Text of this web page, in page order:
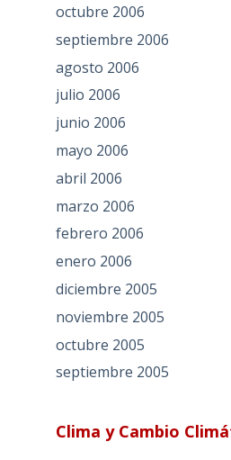
octubre 2006
septiembre 2006
agosto 2006
julio 2006
junio 2006
mayo 2006
abril 2006
marzo 2006
febrero 2006
enero 2006
diciembre 2005
noviembre 2005
octubre 2005
septiembre 2005
Clima y Cambio